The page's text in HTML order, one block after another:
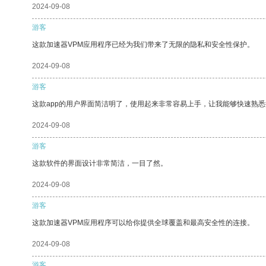
2024-09-08
游客
这款加速器VPM应用程序已经为我们带来了无限的隐私和安全性保护。
2024-09-08
游客
这款app的用户界面简洁明了，使用起来非常容易上手，让我能够快速熟
2024-09-08
游客
这款软件的界面设计非常简洁，一目了然。
2024-09-08
游客
这款加速器VPM应用程序可以给你提供全球覆盖和最高安全性的连接。
2024-09-08